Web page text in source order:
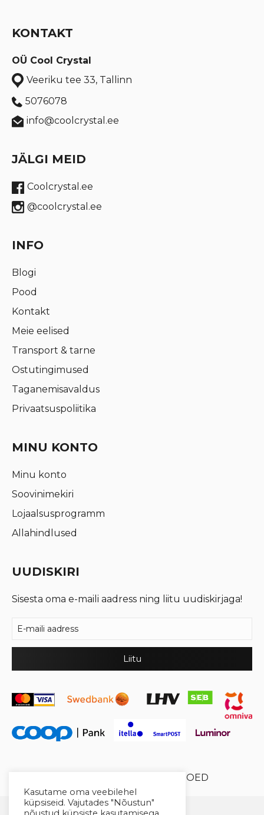
KONTAKT
OÜ Cool Crystal
Veeriku tee 33, Tallinn
5076078
info@coolcrystal.ee
JÄLGI MEID
Coolcrystal.ee
@coolcrystal.ee
INFO
Blogi
Pood
Kontakt
Meie eelised
Transport & tarne
Ostutingimused
Taganemisavaldus
Privaatsuspoliitika
MINU KONTO
Minu konto
Soovinimekiri
Lojaalsusprogramm
Allahindlused
UUDISKIRI
Sisesta oma e-maili aadress ning liitu uudiskirjaga!
XYSUM E-POED
Kasutame oma veebilehel
küpsiseid. Vajutades "Nõustun"